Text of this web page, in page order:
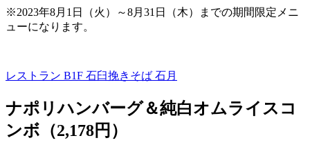
※2023年8月 1 日（火）～8月 31 日（木）までの期間限定メニ
ューになります。
レストラン B1F 石臼挽きそば 石月
ナポリハンバーグ＆純白オムライスコ
ンボ（2,178円）